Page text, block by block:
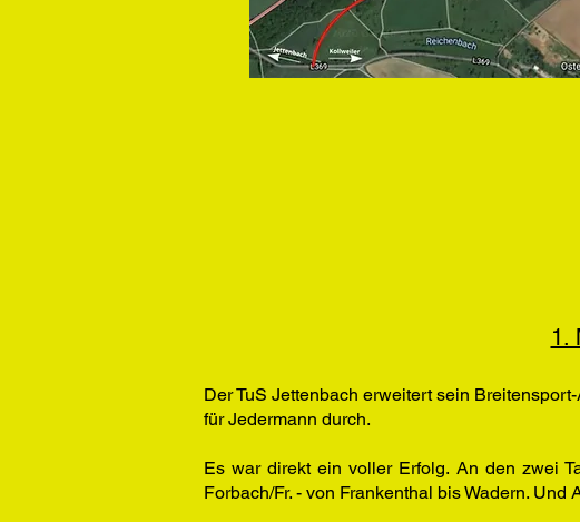
1.
Der TuS Jettenbach erweitert sein
für Jedermann durch.
Es war direkt ein voller Erfolg. An den zwei
Forbach/Fr. - von Frankenthal bis Wadern. Und